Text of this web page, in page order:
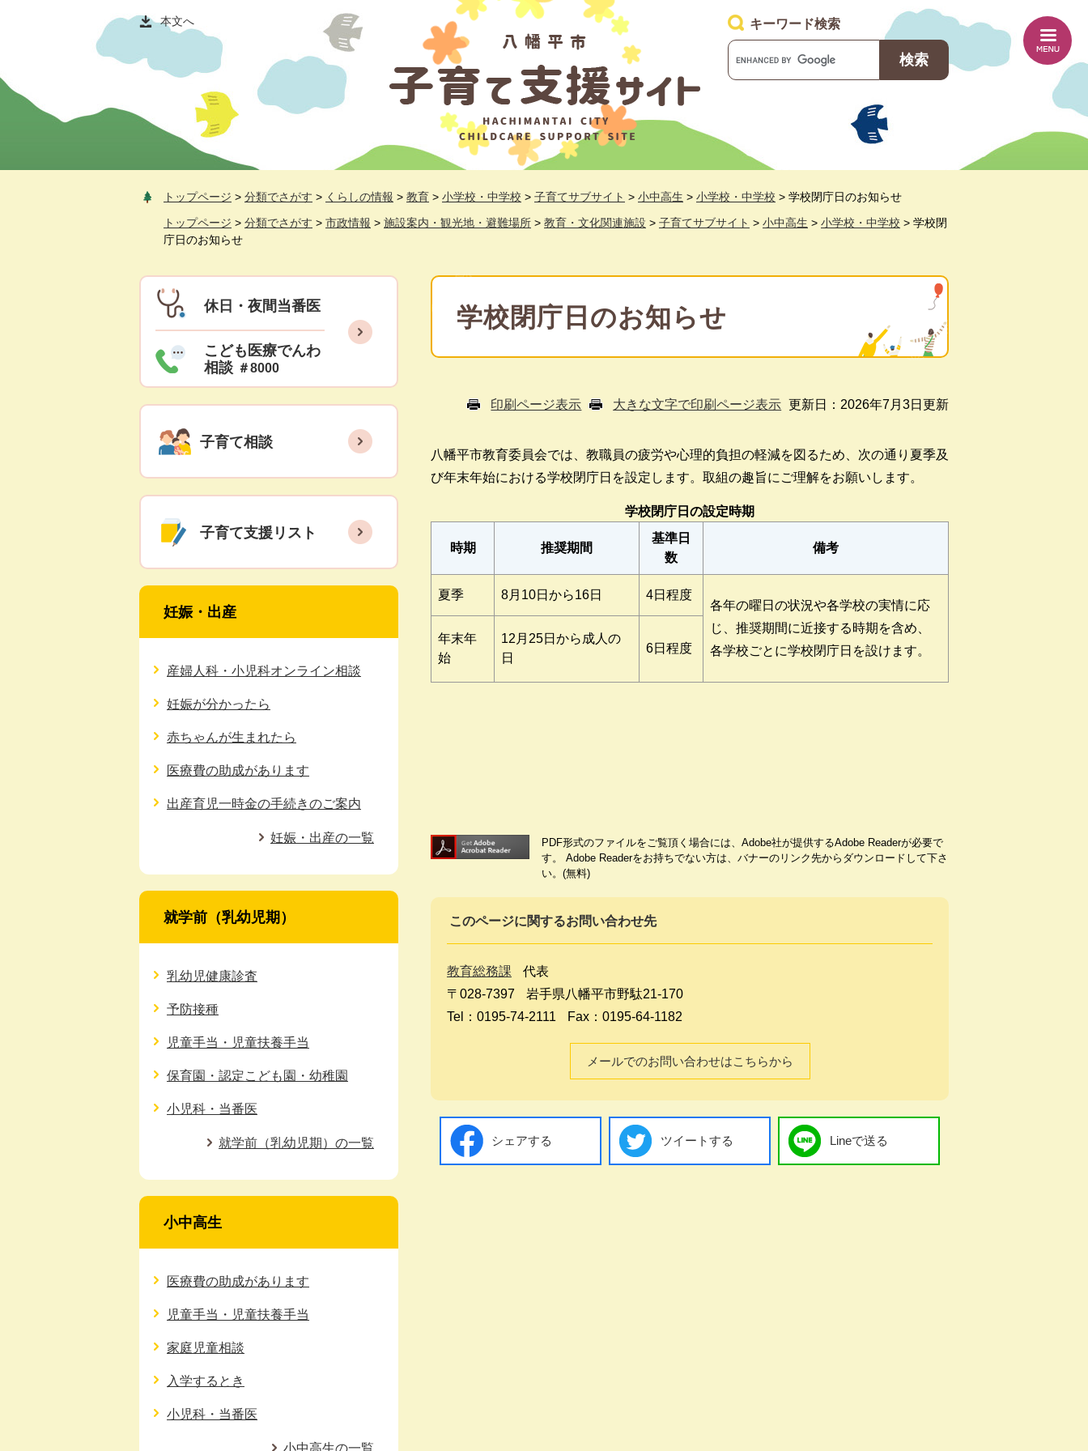
先
を
本文へ キーワード検索
G
o
カ
ム
検
トップページ > 分類でさがす > くらしの情報 > 教育 > 小学校・中学校 > 子育てサブサイト > 小中高生 > 小学校・中学校 > 学校閉庁日のお知らせ
トップページ > 分類でさがす > 市政情報 > 施設案内・観光地・避難場所 > 教育・文化関連施設 > 子育てサブサイト > 小中高生 > 小学校・中学校 > 学校閉
庁日のお知らせ
本
文
学校閉庁日のお知らせ
印刷ページ表示 大きな文字で印刷ページ表示 更新日：2026年7月3日更新
八幡平市教育委員会では、教職員の疲労や心理的負担の軽減を図るため、次の通り夏季及
び年末年始における学校閉庁日を設定します。取組の趣旨にご理解をお願いします。
学校閉庁日の設定時期
時期 推奨期間
基準日
数
備考
夏季 8月10日から16日 4日程度
各年の曜日の状況や各学校の実情に応
じ、推奨期間に近接する時期を含め、
各学校ごとに学校閉庁日を設けます。
年末年
始
12月25日から成人の
日
6日程度
PDF形式のファイルをご覧頂く場合には、Adobe社が提供するAdobe Readerが必要で
す。
Adobe Readerをお持ちでない方は、バナーのリンク先からダウンロードして下さ
い。(無料)
このページに関するお問い合わせ先
教育総務課
代表
〒028-7397
岩手県八幡平市野駄21-170
Tel：0195-74-2111
Fax：0195-64-1182
メールでのお問い合わせはこちらから
シェアする ツイートする Lineで送る
休日・夜間当番医
こども医療でんわ
相談 ＃8000
子育て相談
子育て支援リスト
妊娠・出産
産婦人科・小児科オンライン相談
妊娠が分かったら
赤ちゃんが生まれたら
医療費の助成があります
出産育児一時金の手続きのご案内
妊娠・出産の一覧
就学前（乳幼児期）
乳幼児健康診査
予防接種
児童手当・児童扶養手当
保育園・認定こども園・幼稚園
小児科・当番医
就学前（乳幼児期）の一覧
小中高生
医療費の助成があります
児童手当・児童扶養手当
家庭児童相談
入学するとき
小児科・当番医
小中高生の一覧